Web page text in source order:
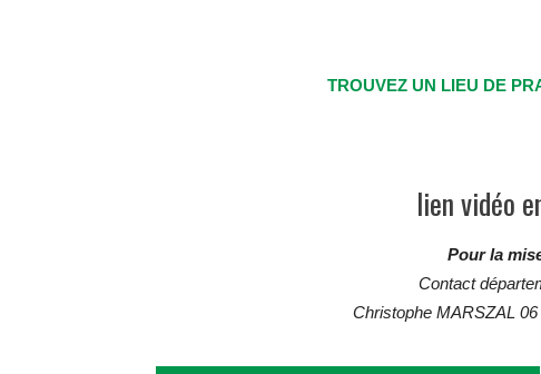
TROUVEZ UN LIEU DE
lien vidéo
Pour la
Contact
Christophe MARSZAL